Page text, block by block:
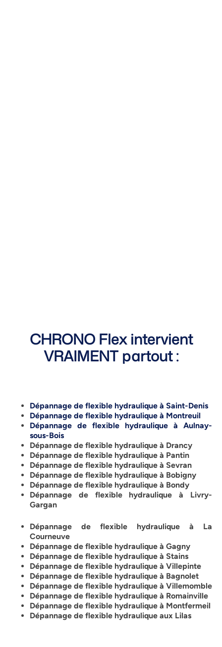
CHRONO Flex intervient
VRAIMENT partout :
Dépannage de flexible hydraulique à Saint-Denis
Dépannage de flexible hydraulique à Montreuil
Dépannage de flexible hydraulique à Aulnay-
sous-Bois
Dépannage de flexible hydraulique à Drancy
Dépannage de flexible hydraulique à Pantin
Dépannage de flexible hydraulique à Sevran
Dépannage de flexible hydraulique à Bobigny
Dépannage de flexible hydraulique à Bondy
Dépannage de flexible hydraulique à Livry-
Gargan
Dépannage de flexible hydraulique à La
Courneuve
Dépannage de flexible hydraulique à Gagny
Dépannage de flexible hydraulique à Stains
Dépannage de flexible hydraulique à Villepinte
Dépannage de flexible hydraulique à Bagnolet
Dépannage de flexible hydraulique à Villemomble
Dépannage de flexible hydraulique à Romainville
Dépannage de flexible hydraulique à Montfermeil
Dépannage de flexible hydraulique aux Lilas